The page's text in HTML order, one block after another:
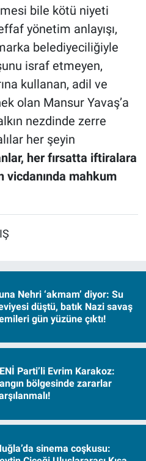
bile kötü niyeti
yönetim anlayışı,
belediyeciliğiyle
israf etmeyen,
kullanan, adil ve
olan Mansur Yavaş’a
nezdinde zerre
her şeyin
her fırsatta iftiralara
vicdanında mahkum
Nehri ‘akmam’ diyor: Su
düştü, batık Nazi savaş
gün yüzüne çıktı!
Parti’li Evrim Karakoz:
bölgesinde zararlar
sinema coşkusu: